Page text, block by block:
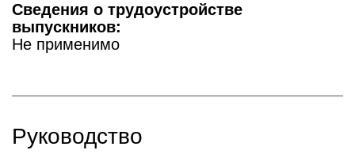
Сведения о трудоустройстве
выпускников:
Не применимо
Руководство